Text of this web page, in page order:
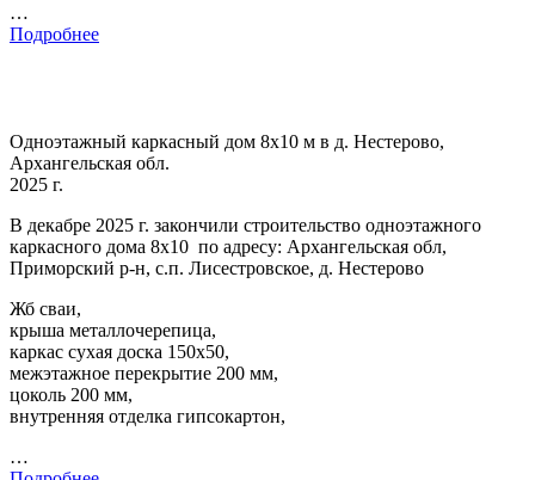
…
Подробнее
Одноэтажный каркасный дом 8х10 м в д. Нестерово,
Архангельская обл.
2025 г.
В декабре 2025 г. закончили строительство одноэтажного
каркасного дома 8х10 по адресу: Архангельская обл,
Приморский р-н, с.п. Лисестровское, д. Нестерово
Жб сваи,
крыша металлочерепица,
каркас сухая доска 150х50,
межэтажное перекрытие 200 мм,
цоколь 200 мм,
внутренняя отделка гипсокартон,
…